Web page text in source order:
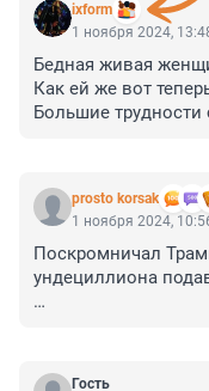
ixform
1 ноября 2024,
Бедная живая
Как ей же вот
Большие трудности
prosto korsak
1 ноября 2024,
Поскромничал
ундециллиона
было чем
Гость